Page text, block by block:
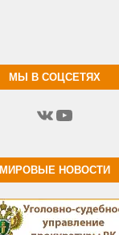
МЫ В СОЦСЕТЯХ
ВКонтакте
YouTube
МИРОВЫЕ НОВОСТИ